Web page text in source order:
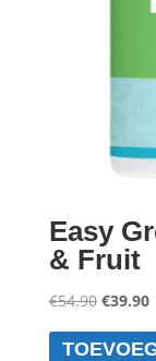
Easy
& Fruit
€54.90
was:
€39.90